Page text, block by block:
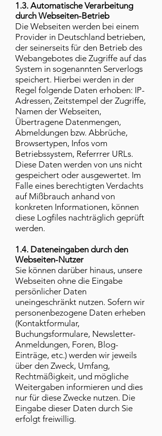
1.3. Automatische Verarbeitung
durch Webseiten-Betrieb
Die Webseiten werden bei einem
Provider in Deutschland betrieben,
der seinerseits für den Betrieb des
Webangebotes die Zugriffe auf das
System in sogenannten Serverlogs
speichert. Hierbei werden in der
Regel folgende Daten erhoben: IP-
Adressen, Zeitstempel der Zugriffe,
Namen der Webseiten,
Übertragene Datenmengen,
Abmeldungen bzw. Abbrüche,
Browsertypen, Infos vom
Betriebssystem, Referrrer URLs.
Diese Daten werden von uns nicht
gespeichert oder ausgewertet. Im
Falle eines berechtigten Verdachts
auf Mißbrauch anhand von
konkreten Informationen, können
diese Logfiles nachträglich geprüft
werden.
1.4. Dateneingaben durch den
Webseiten-Nutzer
Sie können darüber hinaus, unsere
Webseiten ohne die Eingabe
persönlicher Daten
uneingeschränkt nutzen. Sofern wir
personenbezogene Daten erheben
(Kontaktformular,
Buchungsformulare, Newsletter-
Anmeldungen, Foren, Blog-
Einträge, etc.) werden wir jeweils
über den Zweck, Umfang,
Rechtmäßigkeit, und mögliche
Weitergaben informieren und dies
nur für diese Zwecke nutzen. Die
Eingabe dieser Daten durch Sie
erfolgt freiwillig.